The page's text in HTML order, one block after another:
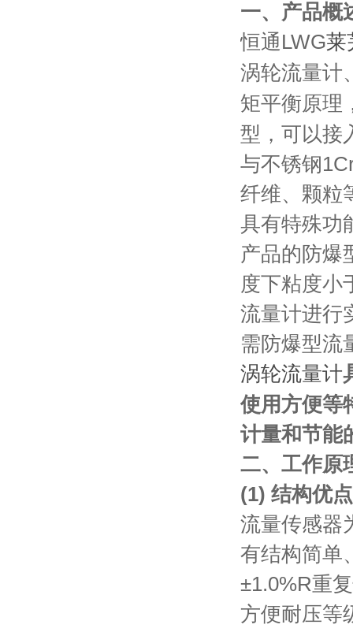
一、产品概
恒通LWG莱
涡轮流量计
矩平衡原理
型，可以接
与不锈钢
纤维、颗粒
具有特殊功
产品的防爆
度下粘度小
流量计进行
需防爆型流
涡轮流量计
使用方便等
计量和节能
二、工作原
(1) 结构优点
流量传感器
有结构简单
±1.0%R重
方便耐压等